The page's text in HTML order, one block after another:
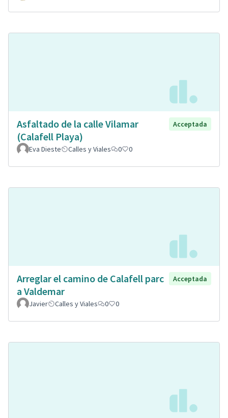
Asfaltado de la calle Vilamar
(Calafell Playa)
Acceptada
Eva Dieste Calles y Viales 0 0
Arreglar el camino de Calafell parc
a Valdemar
Acceptada
Javier Calles y Viales 0 0